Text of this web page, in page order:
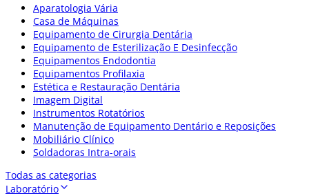
Aparatologia Vária
Casa de Máquinas
Equipamento de Cirurgia Dentária
Equipamento de Esterilização E Desinfecção
Equipamentos Endodontia
Equipamentos Profilaxia
Estética e Restauração Dentária
Imagem Digital
Instrumentos Rotatórios
Manutenção de Equipamento Dentário e Reposições
Mobiliário Clínico
Soldadoras Intra-orais
Todas as categorias
Laboratório